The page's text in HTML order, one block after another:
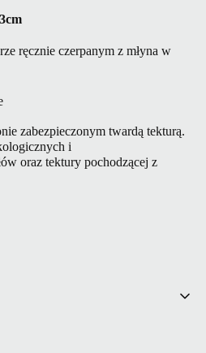
ręcznie czerpanym z młyna w
zabezpieczonym twardą tekturą.
i
oraz tektury pochodzącej z